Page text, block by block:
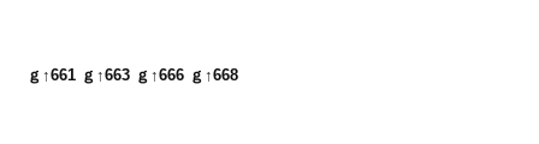
ｇ↑661 ｇ↑663 ｇ↑666 ｇ↑668